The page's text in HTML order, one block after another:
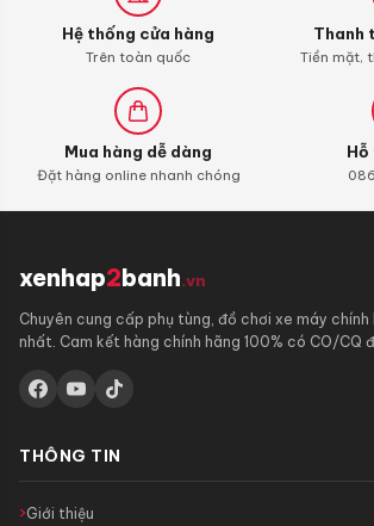
Hệ thống cửa hàng
Trên toàn quốc
Thanh
Tiền mặt,
Mua hàng dễ dàng
Đặt hàng online nhanh chóng
xenhap2banh.vn
Chuyên cung cấp phụ tùng, đồ chơi xe máy
nhất. Cam kết hàng chính hãng 100% có CO/CQ
THÔNG TIN
Giới thiệu